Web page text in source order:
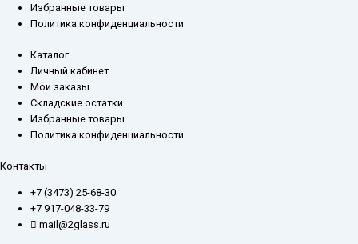
Избранные товары
Политика конфиденциальности
Каталог
Личный кабинет
Мои заказы
Складские остатки
Избранные товары
Политика конфиденциальности
Контакты
+7 (3473) 25-68-30
+7 917-048-33-79
mail@2glass.ru